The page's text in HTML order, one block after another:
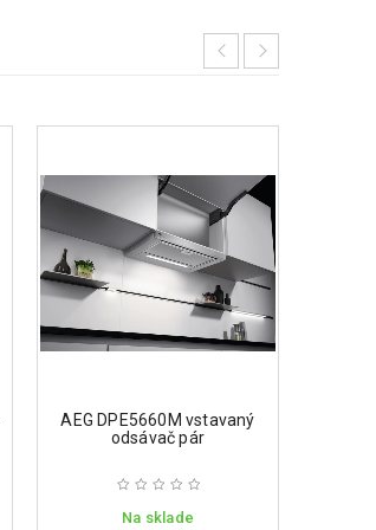
AEG DPE5660M vstavaný
odsávač pár
Na sklade